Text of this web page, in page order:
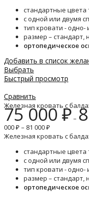
стандартные
с одной или двумя
тип кровати - одно-
размер – стандарт,
ортопедическое
Добавить в список
Выбрать
Быстрый просмотр
Сравнить
Железная кровать с
75 000₽–
000 ₽ – 81 000 ₽
Железная кровать с
стандартные
с одной или двумя
тип кровати - одно-
размер – стандарт,
ортопедическое